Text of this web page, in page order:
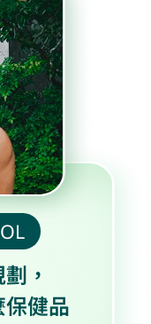
/ KOL
，
屬照顧